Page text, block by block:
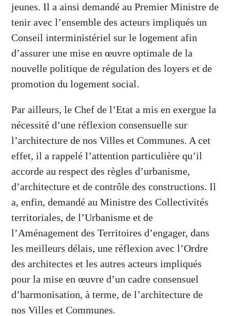
jeunes. Il a ainsi demandé au Premier Ministre de
tenir avec l’ensemble des acteurs impliqués un
Conseil interministériel sur le logement afin
d’assurer une mise en œuvre optimale de la
nouvelle politique de régulation des loyers et de
promotion du logement social.
Par ailleurs, le Chef de l’Etat a mis en exergue la
nécessité d’une réflexion consensuelle sur
l’architecture de nos Villes et Communes. A cet
effet, il a rappelé l’attention particulière qu’il
accorde au respect des règles d’urbanisme,
d’architecture et de contrôle des constructions. Il
a, enfin, demandé au Ministre des Collectivités
territoriales, de l’Urbanisme et de
l’Aménagement des Territoires d’engager, dans
les meilleurs délais, une réflexion avec l’Ordre
des architectes et les autres acteurs impliqués
pour la mise en œuvre d’un cadre consensuel
d’harmonisation, à terme, de l’architecture de
nos Villes et Communes.